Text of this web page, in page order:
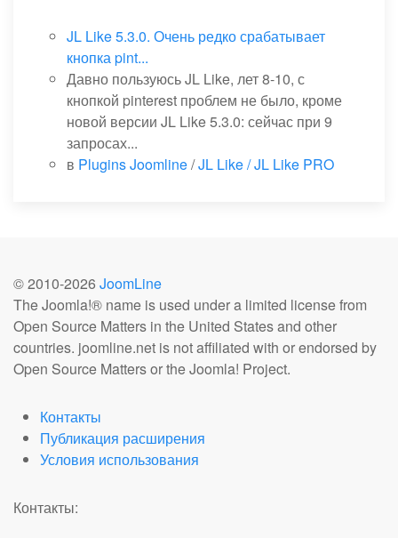
JL Like 5.3.0. Очень редко срабатывает
кнопка pint...
Давно пользуюсь JL Like, лет 8-10, с
кнопкой pinterest проблем не было, кроме
новой версии JL Like 5.3.0: сейчас при 9
запросах...
в Plugins Joomline/JL Like / JL Like PRO
© 2010-2026 JoomLine
The Joomla!® name is used under a limited license from
Open Source Matters in the United States and other
countries. joomline.net is not affiliated with or endorsed by
Open Source Matters or the Joomla! Project.
Контакты
Публикация расширения
Условия использования
Контакты: